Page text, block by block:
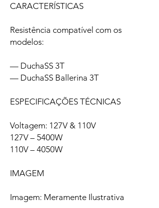
CARACTERÍSTICAS
Resistência compatível com os
modelos:
— DuchaSS 3T
— DuchaSS Ballerina 3T
ESPECIFICAÇÕES TÉCNICAS
Voltagem: 127V & 110V
127V – 5400W
110V – 4050W
IMAGEM
Imagem: Meramente Ilustrativa